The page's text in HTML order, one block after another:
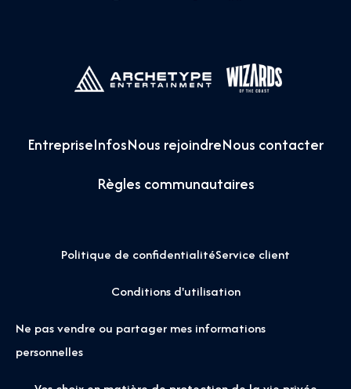
EntrepriseInfosNous rejoindreNous contacter
Règles communautaires
Politique de confidentialitéService client
Conditions d'utilisation
Ne pas vendre ou partager mes informations
personnelles